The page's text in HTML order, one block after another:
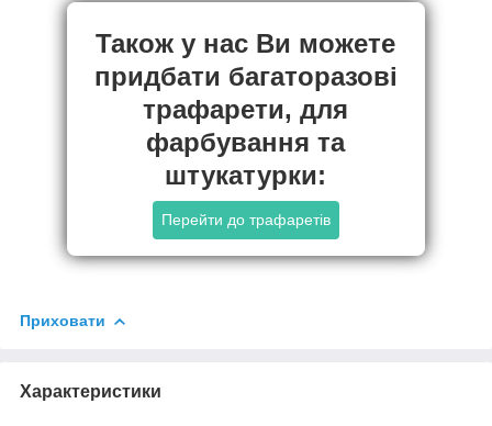
Також у нас Ви можете
придбати багаторазові
трафарети, для
фарбування та
штукатурки:
Перейти до трафаретів
Приховати
Характеристики